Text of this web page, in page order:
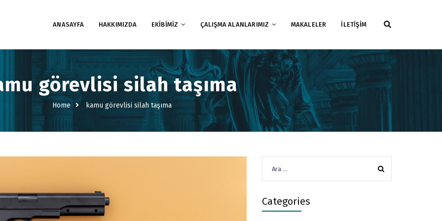
ANASAYFA HAKKIMIZDA EKİBİMİZ ÇALIŞMA ALANLARIMIZ MAKALELER İLETİŞİM
görevlisi silah taşıma
Home kamu görevlisi silah taşıma
Categories